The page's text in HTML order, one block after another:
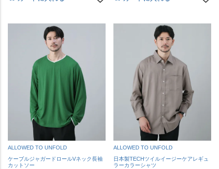
ALLOWED TO UNFOLD
ケーブルジャガードロールVネック長袖
カットソー
ALLOWED TO UNFOLD
日本製TECHツイルイージーケアレギュ
ラーカラーシャツ